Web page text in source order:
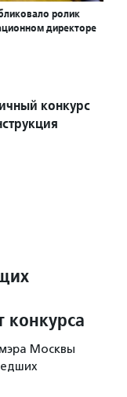
ролик
директоре
конкурс
конкурса
Москвы